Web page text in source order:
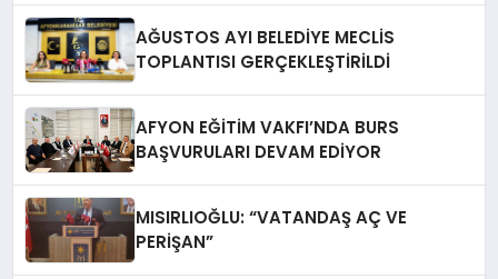
AĞUSTOS AYI BELEDİYE MECLİS
TOPLANTISI GERÇEKLEŞTİRİLDİ
AFYON EĞİTİM VAKFI’NDA BURS
BAŞVURULARI DEVAM EDİYOR
MISIRLIOĞLU: “VATANDAŞ AÇ VE
PERİŞAN”